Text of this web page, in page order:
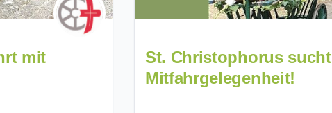
mit
St. Christophorus sucht
Mitfahrgelegenheit!